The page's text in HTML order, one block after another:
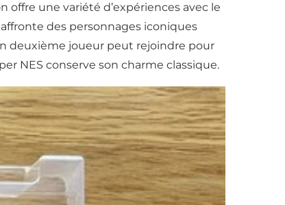
offre une variété d’expériences avec le
des personnages iconiques
deuxième joueur peut rejoindre pour
NES conserve son charme classique.